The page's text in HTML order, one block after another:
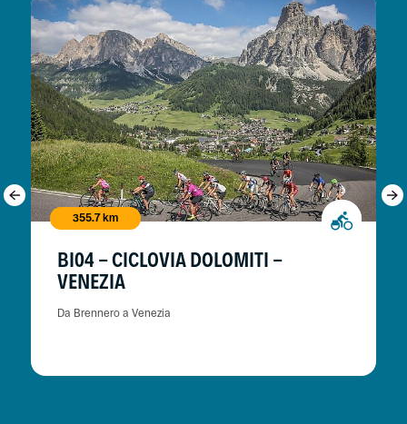
355.7 km
BI04 - CICLOVIA DOLOMITI -
VENEZIA
Da Brennero a Venezia